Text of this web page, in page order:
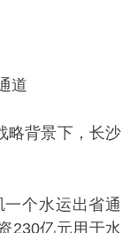
道
背景下，长沙
个水运出省通
230亿元用于水